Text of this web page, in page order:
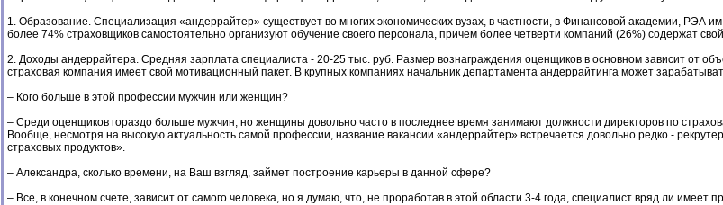
1. Образование. Специализация «андеррайтер» существует во многих экономических вузах, в частности, в Финансовой академии,
более 74% страховщиков самостоятельно организуют обучение своего персонала, причем более четверти компаний (26%) содержат
2. Доходы андеррайтера. Средняя зарплата специалиста - 20-25 тыс. руб. Размер вознаграждения оценщиков в основном зависит от
страховая компания имеет свой мотивационный пакет. В крупных компаниях начальник департамента андеррайтинга может
– Кого больше в этой профессии мужчин или женщин?
– Среди оценщиков гораздо больше мужчин, но женщины довольно часто в последнее время занимают должности директоров по
Вообще, несмотря на высокую актуальность самой профессии, название вакансии «андеррайтер» встречается довольно редко -
страховых продуктов».
– Александра, сколько времени, на Ваш взгляд, займет построение карьеры в данной сфере?
– Все, в конечном счете, зависит от самого человека, но я думаю, что, не проработав в этой области 3-4 года, специалист вряд ли